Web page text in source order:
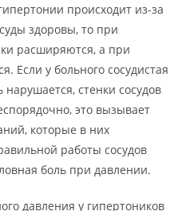
происходит из-за
здоровы, то при
расширяются, а при
Если у больного сосудистая
стенки сосудов
это вызывает
которые в них
работы сосудов
боль при давлении.
давления у гипертоников